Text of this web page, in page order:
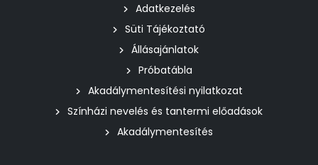
Adatkezelés
Süti Tájékoztató
Állásajánlatok
Próbatábla
Akadálymentesítési nyilatkozat
Színházi nevelés és tantermi előadások
Akadálymentesítés